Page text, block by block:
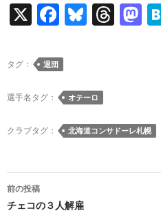
X
F
e
o
o
Bl
y
T
M
n
タグ： 退団
選手名タグ： オテーロ
クラブタグ： 北海道コンサドーレ札幌
投
稿
前の投稿
チェコの３人解雇